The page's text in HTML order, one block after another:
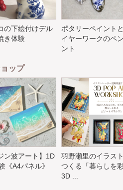
の下絵付けデル
き体験
ポタリーペイント
イヤーワークのペ
ント
ップ
ン波アート】1D
《A4パネル》
羽野瀬里のイラス
つくる「暮らしを
3D ...